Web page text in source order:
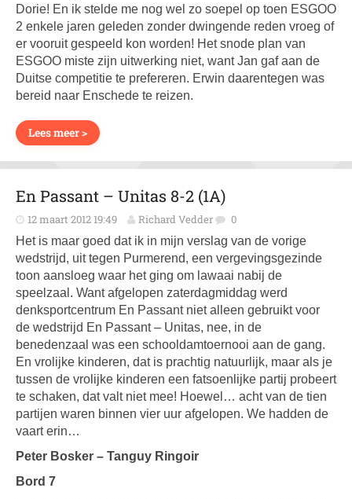
Dorie! En ik stelde me nog wel zo soepel op toen ESGOO
2 enkele jaren geleden zonder dwingende reden vroeg of
er vooruit gespeeld kon worden! Het snode plan van
ESGOO miste zijn uitwerking niet, want Jan gaf aan de
Duitse competitie te prefereren. Erwin daarentegen was
bereid naar Enschede te reizen.
Lees meer >
En Passant – Unitas 8-2 (1A)
12 maart 2012 19:49 Richard Vedder 0
Het is maar goed dat ik in mijn verslag van de vorige
wedstrijd, uit tegen Purmerend, een vergevingsgezinde
toon aansloeg waar het ging om lawaai nabij de
speelzaal. Want afgelopen zaterdagmiddag werd
denksportcentrum En Passant niet alleen gebruikt voor
de wedstrijd En Passant – Unitas, nee, in de
benedenzaal was een schooldamtoernooi aan de gang.
En vrolijke kinderen, dat is prachtig natuurlijk, maar als je
tussen de vrolijke kinderen een fatsoenlijke partij probeert
te schaken, dat valt niet mee! Hoewel… acht van de tien
partijen waren binnen vier uur afgelopen. We hadden de
vaart erin…
Peter Bosker – Tanguy Ringoir
Bord 7